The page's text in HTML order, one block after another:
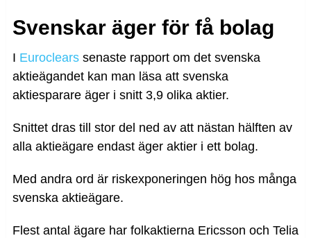
Svenskar äger för få bolag
I Euroclearssenaste rapport om det svenska
aktieägandet kan man läsa att svenska
aktiesparare äger i snitt 3,9 olika aktier.
Snittet dras till stor del ned av att nästan hälften av
alla aktieägare endast äger aktier i ett bolag.
Med andra ord är riskexponeringen hög hos många
svenska aktieägare.
Flest antal ägare har folkaktierna Ericsson och Telia